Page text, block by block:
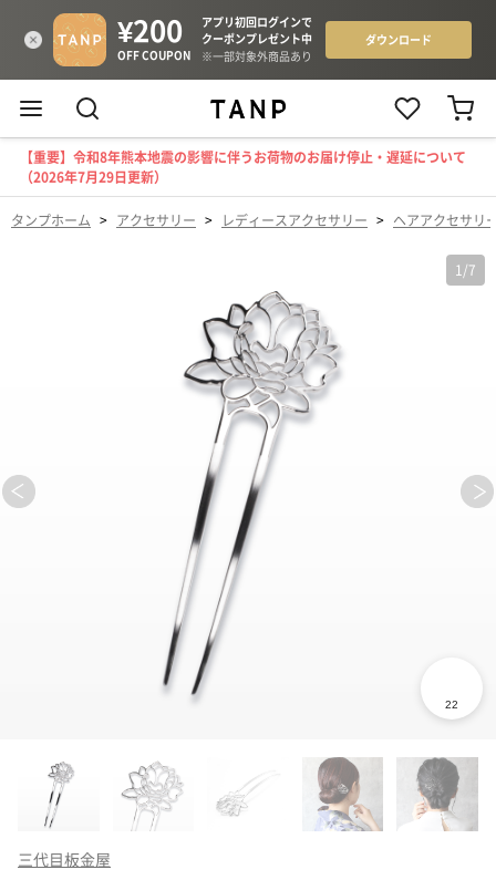
【重要】令和8年熊本地震の影響に伴うお荷物のお届け停止・遅延について
（2026年7月29日更新）
タンプホーム > アクセサリー > レディースアクセサリー > ヘアアクセサリ
1 /7
三代目板金屋